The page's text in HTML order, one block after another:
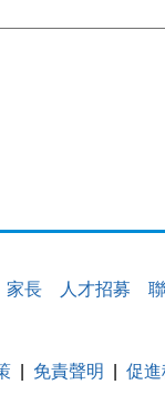
家長 人才招募
免責聲明 促